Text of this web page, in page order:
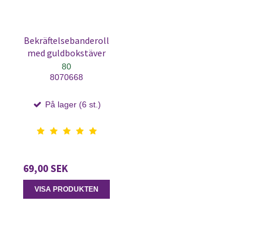
Bekräftelsebanderoll
med guldbokstäver
80
8070668
På lager (6 st.)
69,00 SEK
VISA PRODUKTEN